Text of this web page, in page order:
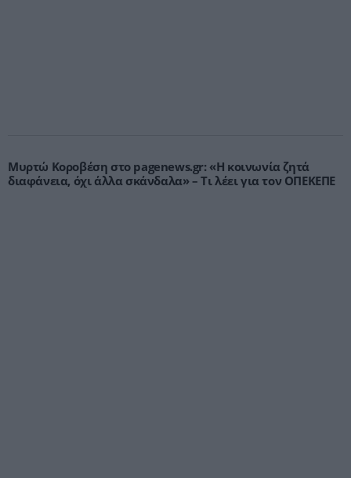
Μυρτώ Κοροβέση στο pagenews.gr: «Η κοινωνία ζητά
διαφάνεια, όχι άλλα σκάνδαλα» – Τι λέει για τον ΟΠΕΚΕΠΕ